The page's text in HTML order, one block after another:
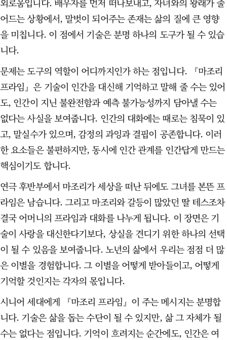
어드는 상황에서, 말벗이 되어주는 존재는 삶의 질에 큰 영향
을 미칩니다. 이 점에서 기술은 분명 하나의 도구가 될 수 있습
니다.
문제는 도구의 역할이 어디까지인가 하는 점입니다. 『마조리
프라임』은 기술이 인간을 대신해 기억하고 말해 줄 수는 있어
도, 인간이 지닌 불완전함과 예측 불가능성까지 담아낼 수는
없다는 사실을 보여줍니다. 인간의 대화에는 때로는 침묵이 있
고, 말실수가 있으며, 감정의 과잉과 결핍이 공존합니다. 이러
한 요소들은 불편하지만, 동시에 인간 관계를 인간답게 만드는
핵심이기도 합니다.
연극 후반부에서 마조리가 세상을 떠난 뒤에도 그녀를 본뜬 프
라임은 남습니다. 그리고 마조리와 갈등이 많았던 딸 테스조차
결국 어머니의 프라임과 대화를 나누게 됩니다. 이 장면은 기
술이 사랑을 대신한다기보다, 상실을 견디기 위한 하나의 선택
이 될 수 있음을 보여줍니다. 노년의 삶에서 우리는 점점 더 많
은 이별을 경험합니다. 그 이별을 어떻게 받아들이고, 어떻게
기억할 것인지는 각자의 몫입니다.
시니어 세대에게 『마조리 프라임』이 주는 메시지는 분명합
니다. 기술은 삶을 돕는 수단이 될 수 있지만, 삶 그 자체가 될
수는 없다는 점입니다. 기억이 흐려지는 순간에도, 인간은 여